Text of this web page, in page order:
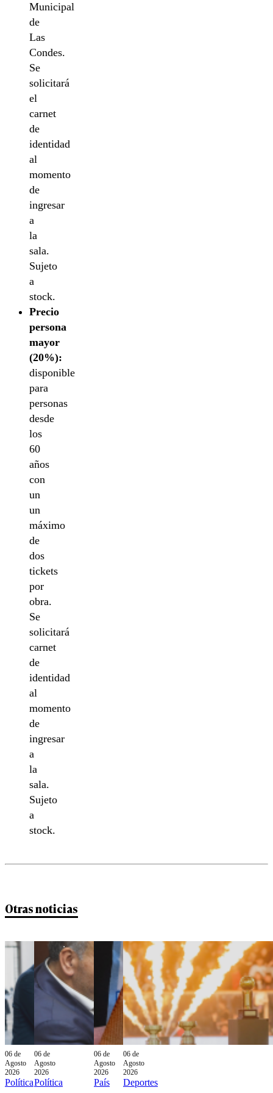
Municipal
de
Las
Condes.
Se
solicitará
el
carnet
de
identidad
al
momento
de
ingresar
a
la
sala.
Sujeto
a
stock.
Precio
persona
mayor
(20%):
disponible
para
personas
desde
los
60
años
con
un
un
máximo
de
dos
tickets
por
obra.
Se
solicitará
carnet
de
identidad
al
momento
de
ingresar
a
la
sala.
Sujeto
a
stock.
Otras noticias
06 de
Agosto
2026
Política
06 de
Agosto
2026
Política
06 de
Agosto
2026
País
06 de
Agosto
2026
Deportes